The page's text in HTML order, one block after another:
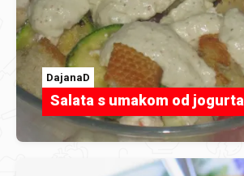
DajanaD
Salata s umakom od jogurta